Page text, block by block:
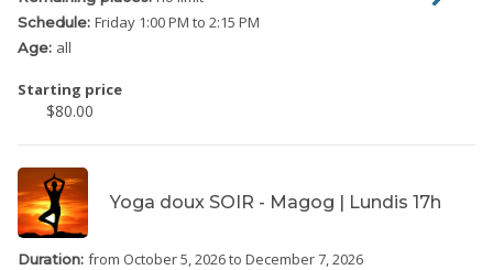
Schedule: Friday 1:00 PM to 2:15 PM
Age: all
Starting price
$80.00
Yoga doux SOIR - Magog | Lundis 17h
Duration: from October 5, 2026to December 7, 2026